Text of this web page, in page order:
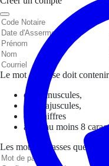
Le mot de passe doit
des minuscules,
des majuscules,
des chiffres
avoir au moins 8
Les mots de passes que